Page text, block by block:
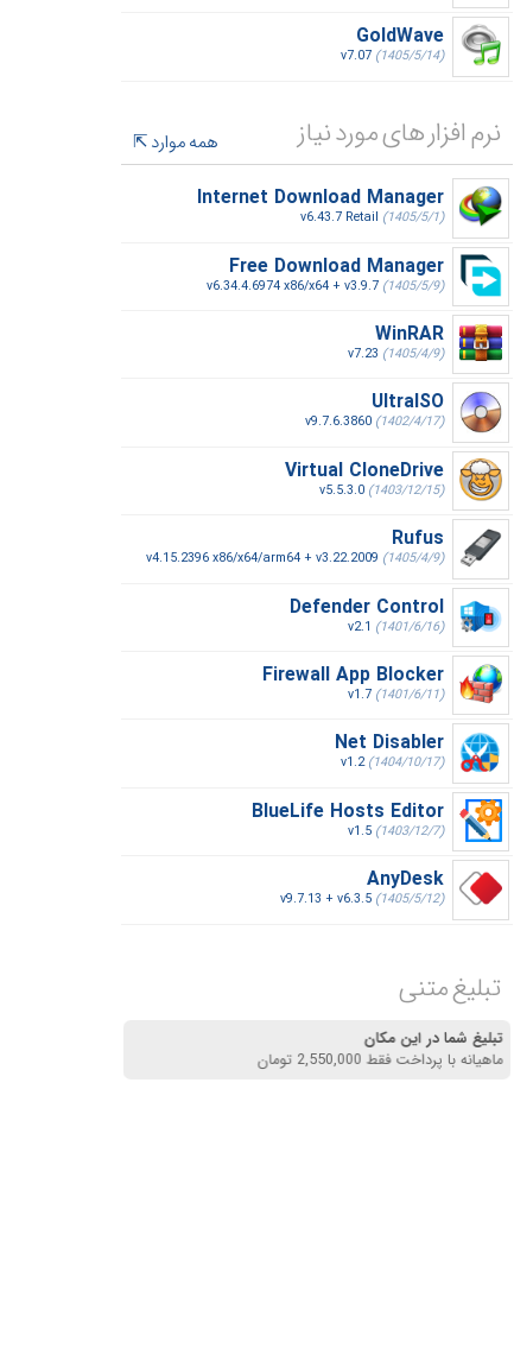
GoldWave
v7.07 (1405/5/14)
نرم افزار های مورد نیاز
همه موارد
Internet Download Manager
v6.43.7 Retail (1405/5/1)
Free Download Manager
v6.34.4.6974 x86/x64 + v3.9.7 (1405/5/9)
WinRAR
v7.23 (1405/4/9)
UltraISO
v9.7.6.3860 (1402/4/17)
Virtual CloneDrive
v5.5.3.0 (1403/12/15)
Rufus
v4.15.2396 x86/x64/arm64 + v3.22.2009 (1405/4/9)
Defender Control
v2.1 (1401/6/16)
Firewall App Blocker
v1.7 (1401/6/11)
Net Disabler
v1.2(1404/10/17)
BlueLife Hosts Editor
v1.5 (1403/12/7)
AnyDesk
v9.7.13 + v6.3.5 (1405/5/12)
تبلیغ متنی
تبلیغ شما در این مکان
ماهیانه با پرداخت فقط 2,550,000 تومان